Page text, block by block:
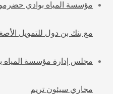
مؤسسة المياه بوادي
مع بنك بن دول للتمويل
مجلس إدارة مؤسسة
مجاري سيئون تريم